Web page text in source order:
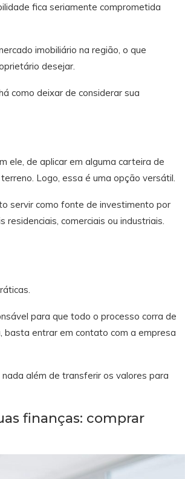
fica seriamente comprometida
imobiliário na região, o que
desejar.
como deixar de considerar sua
ele, de aplicar em alguma carteira de
Logo, essa é uma opção versátil.
servir como fonte de investimento por
comerciais ou industriais.
para que todo o processo corra de
basta entrar em contato com a empresa
além de transferir os valores para
finanças: comprar